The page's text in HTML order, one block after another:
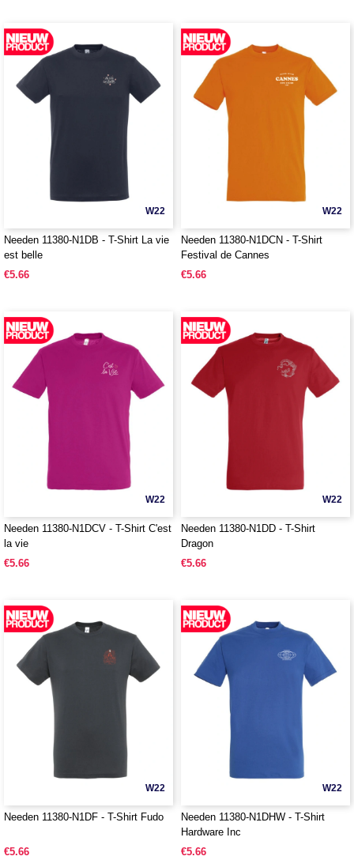
W22
Needen 11380-N1DB - T-Shirt La vie
est belle
€5.66
W22
Needen 11380-N1DCN - T-Shirt
Festival de Cannes
€5.66
W22
Needen 11380-N1DCV - T-Shirt C'est
la vie
€5.66
W22
Needen 11380-N1DD - T-Shirt
Dragon
€5.66
W22
Needen 11380-N1DF - T-Shirt Fudo
€5.66
W22
Needen 11380-N1DHW - T-Shirt
Hardware Inc
€5.66